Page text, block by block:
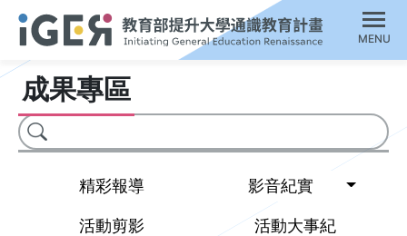
MENU
成果專區
搜尋
精彩報導 影音紀實
活動剪影
活動大事紀